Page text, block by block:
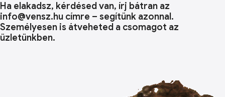
Ha elakadsz, kérdésed van, írj bátran az
info@vensz.hu címre – segítünk azonnal.
Személyesen is átveheted a csomagot az
üzletünkben.